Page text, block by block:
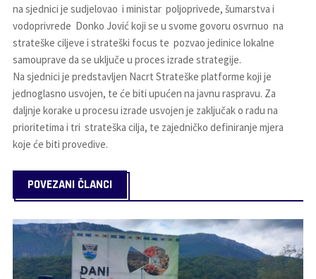
na sjednici je sudjelovao i ministar poljoprivede, šumarstva i
vodoprivrede Donko Jović koji se u svome govoru osvrnuo na
strateške ciljeve i strateški focus te pozvao jedinice lokalne
samouprave da se uključe u proces izrade strategije.
Na sjednici je predstavljen Nacrt Strateške platforme koji je
jednoglasno usvojen, te će biti upućen na javnu raspravu. Za
daljnje korake u procesu izrade usvojen je zaključak o radu na
prioritetima i tri strateška cilja, te zajedničko definiranje mjera
koje će biti provedive.
POVEZANI ČLANCI